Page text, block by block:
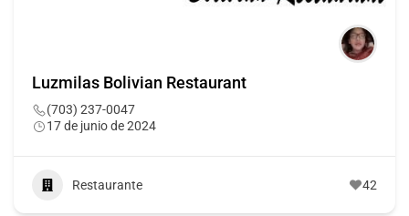
Luzmilas Bolivian Restaurant
(703) 237-0047
17 de junio de 2024
Restaurante 42